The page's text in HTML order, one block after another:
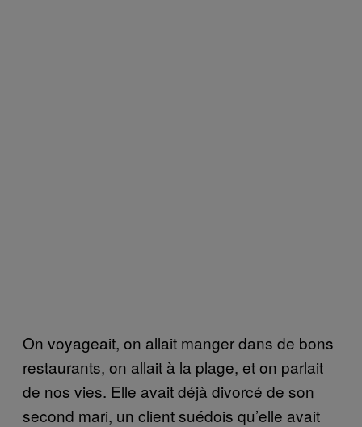
On voyageait, on allait manger dans de bons
restaurants, on allait à la plage, et on parlait
de nos vies. Elle avait déjà divorcé de son
second mari, un client suédois qu’elle avait